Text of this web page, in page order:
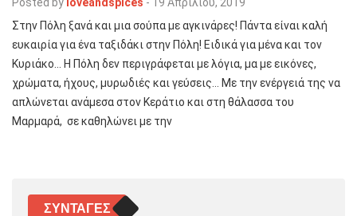
Στην Πόλη ξανά και μια σούπα με αγκινάρες! Πάντα είναι καλή
ευκαιρία για ένα ταξιδάκι στην Πόλη! Ειδικά για μένα και τον
Κυριάκο… Η Πόλη δεν περιγράφεται με λόγια, μα με εικόνες,
χρώματα, ήχους, μυρωδιές και γεύσεις… Με την ενέργειά της να
απλώνεται ανάμεσα στον Κεράτιο και στη θάλασσα του
Μαρμαρά, σε καθηλώνει με την
ΣΥΝΤΑΓΈΣ